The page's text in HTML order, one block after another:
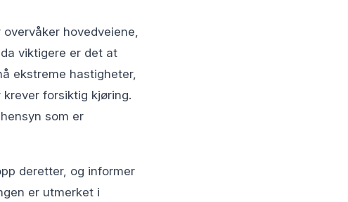
hovedveiene,
viktigere er det at
ekstreme hastigheter,
forsiktig kjøring.
som er
deretter, og informer
er utmerket i